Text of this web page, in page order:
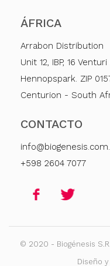
ÁFRICA
Arrabon Distribution
Unit 12, IBP, 16 Venturi
Hennopspark. ZIP
Centurion - South
CONTACTO
+598 2604 7077
© 2020 - Biogénesis
Diseño